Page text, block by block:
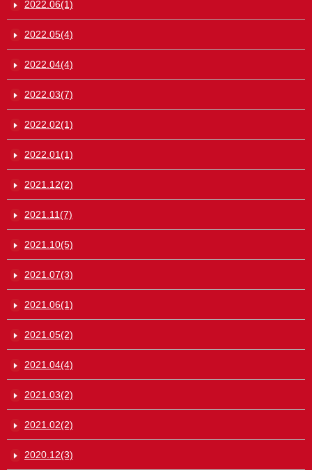
2022.06(1)
2022.05(4)
2022.04(4)
2022.03(7)
2022.02(1)
2022.01(1)
2021.12(2)
2021.11(7)
2021.10(5)
2021.07(3)
2021.06(1)
2021.05(2)
2021.04(4)
2021.03(2)
2021.02(2)
2020.12(3)